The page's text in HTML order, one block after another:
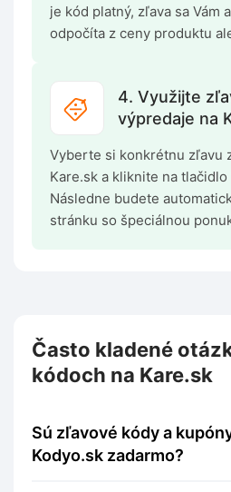
je kód platný, zľava sa Vám
odpočíta z ceny produktu
4. Využijte
výpredaje na
Vyberte si konkrétnu zľavu
Kare.sk a kliknite na
Následne budete
stránku so špeciálnou
Často kladené
kódoch na Kare.sk
Sú zľavové kódy a kupóny dostupné na
Kodyo.sk zadarmo?